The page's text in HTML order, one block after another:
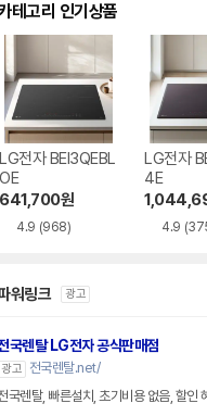
테고리 인기상품
LG전자 BEI3QEBL
OE
641,700원
4.9 (968)
LG전자
4E
4.9
워링크 광고
국렌탈 LG전자 공식판매점
광고
전국렌탈.net/
전국렌탈, 빠